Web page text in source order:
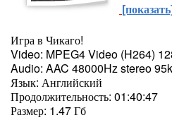
Игра в Чикаго!
Video: MPEG4 Video (H264)
Audio: AAC 48000Hz stereo
Язык: Английский
Продолжительность: 01:40:47
Размер: 1.47 Гб